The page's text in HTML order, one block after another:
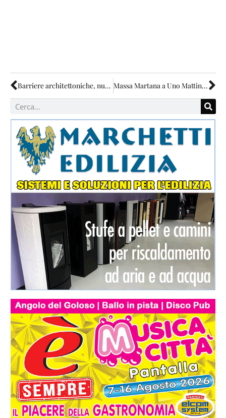
Barriere architettoniche, nuovo bando da 115mila euro Massa Martana a Uno Mattina con “Ragazzi Fuori”